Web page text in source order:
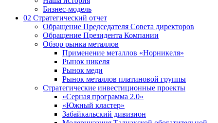
Бизнес-модель
02 Стратегический отчет
Обращение Председателя Совета директоров
Обращение Президента Компании
Обзор рынка металлов
Применение металлов «Норникеля»
Рынок никеля
Рынок меди
Рынок металлов платиновой группы
Стратегические инвестиционные проекты
«Серная программа 2.0»
«Южный кластер»
Забайкальский дивизион